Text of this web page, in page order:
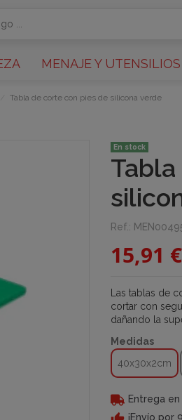
MENAJE Y
Tabla de corte con pies de silicona verde
En stock
Ref.:
15,91 €
Las tablas de
cortar con
dañando la
Medidas
40x30x2cm
Entrega
¡Envío por